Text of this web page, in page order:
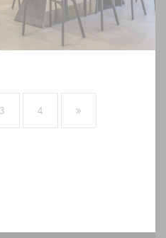
3 4